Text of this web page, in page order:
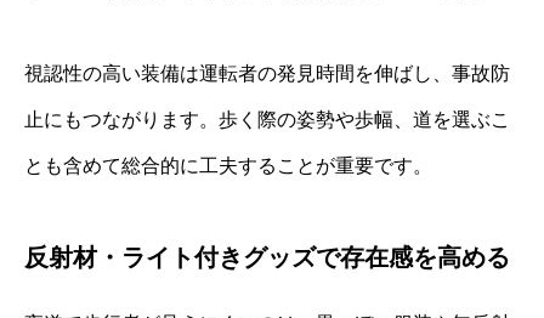
視認性の高い装備は運転者の発見時間を伸ばし、事故防
止にもつながります。歩く際の姿勢や歩幅、道を選ぶこ
とも含めて総合的に工夫することが重要です。
反射材・ライト付きグッズで存在感を高める